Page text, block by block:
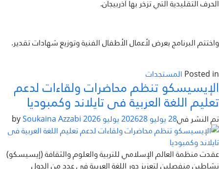
الحرف التقليدية التي تزخر بها أذربيجان.
واختتم البرنامج بعرض لأعمال الأطفال الفنية وتوزيع شهادات تقدير.
Posted in المستجدات
الإيسيسكو تنظم محاضرات ولقاءات لدعم
تعليم اللغة العربية فى تايلاند وكمبوديا
تم النشر في28 يوليو 2026 28 يوليو 2026 Soukaina Azzabi
عقدت منظمة العالم الإسلامي للتربية والعلوم والثقافة (إيسيسكو)
نشاطين منفصلين لتعزيز دور اللغة العربية في عدد من الدول